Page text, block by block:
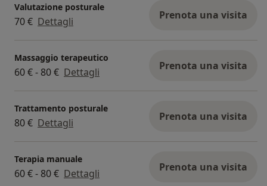
Valutazione posturale
70 € Dettagli Prenota una visita
Massaggio terapeutico
60 € - 80 € Dettagli Prenota una visita
Trattamento posturale
80 € Dettagli Prenota una visita
Terapia manuale
60 € - 80 € Dettagli Prenota una visita